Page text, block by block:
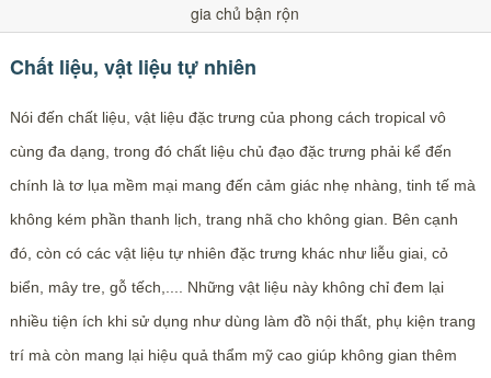
gia chủ bận rộn
Chất liệu, vật liệu tự nhiên
Nói đến chất liệu, vật liệu đặc trưng của phong cách tropical vô
cùng đa dạng, trong đó chất liệu chủ đạo đặc trưng phải kể đến
chính là tơ lụa mềm mại mang đến cảm giác nhẹ nhàng, tinh tế mà
không kém phần thanh lịch, trang nhã cho không gian. Bên cạnh
đó, còn có các vật liệu tự nhiên đặc trưng khác như liễu giai, cỏ
biển, mây tre, gỗ tếch,.... Những vật liệu này không chỉ đem lại
nhiều tiện ích khi sử dụng như dùng làm đồ nội thất, phụ kiện trang
trí mà còn mang lại hiệu quả thẩm mỹ cao giúp không gian thêm